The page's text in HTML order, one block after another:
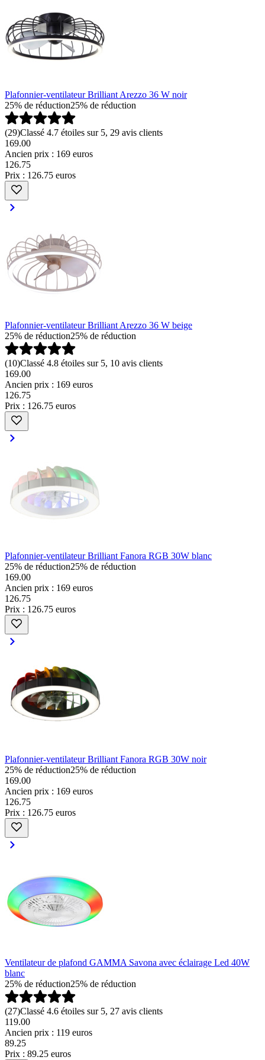
Plafonnier-ventilateur Brilliant Arezzo 36 W noir
25% de réduction25% de réduction
(29)Classé 4.7 étoiles sur 5, 29 avis clients
169.00
Ancien prix : 169 euros
126.75
Prix : 126.75 euros
Plafonnier-ventilateur Brilliant Arezzo 36 W beige
25% de réduction25% de réduction
(10)Classé 4.8 étoiles sur 5, 10 avis clients
169.00
Ancien prix : 169 euros
126.75
Prix : 126.75 euros
Plafonnier-ventilateur Brilliant Fanora RGB 30W blanc
25% de réduction25% de réduction
169.00
Ancien prix : 169 euros
126.75
Prix : 126.75 euros
Plafonnier-ventilateur Brilliant Fanora RGB 30W noir
25% de réduction25% de réduction
169.00
Ancien prix : 169 euros
126.75
Prix : 126.75 euros
Ventilateur de plafond GAMMA Savona avec éclairage Led 40W
blanc
25% de réduction25% de réduction
(27)Classé 4.6 étoiles sur 5, 27 avis clients
119.00
Ancien prix : 119 euros
89.25
Prix : 89.25 euros